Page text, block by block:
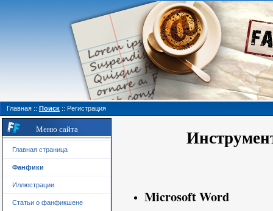
Главная :: Поиск :: Регистрация
Меню сайта
Главная страница
Фанфики
Иллюстрации
Статьи о фанфикшене Microsoft Word